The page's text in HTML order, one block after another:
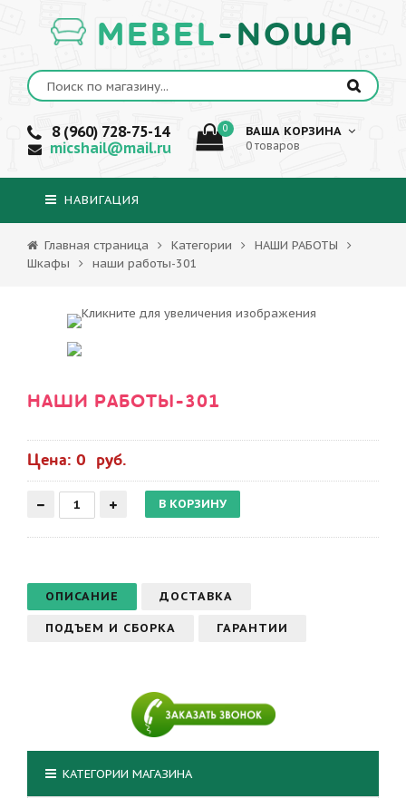
MEBEL-NOWA
8 (960) 728-75-14
micshail@mail.ru
0 ВАША КОРЗИНА
0 товаров
НАВИГАЦИЯ
Главная страница Категории
НАШИ РАБОТЫ
Шкафы
наши работы-301
НАШИ РАБОТЫ-301
Цена: 0 руб.
ОПИСАНИЕ ДОСТАВКА
ПОДЪЕМ И СБОРКА ГАРАНТИИ
КАТЕГОРИИ МАГАЗИНА